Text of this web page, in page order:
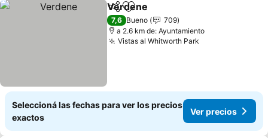
CompartirAñadir a favoritos
Verdene
7,6 Bueno
709
a 2.6 km de: Ayuntamiento
Vistas al Whitworth Park
Seleccioná las fechas para ver los precios
exactos
Ver precios